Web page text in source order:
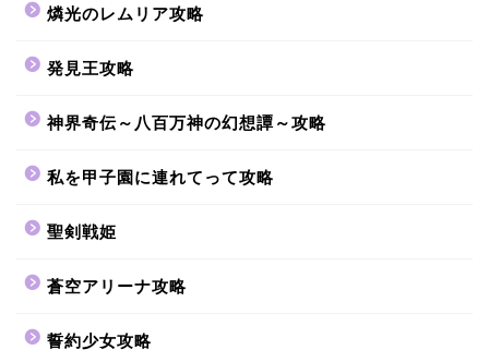
燐光のレムリア攻略
発見王攻略
神界奇伝～八百万神の幻想譚～攻略
私を甲子園に連れてって攻略
聖剣戦姫
蒼空アリーナ攻略
誓約少女攻略